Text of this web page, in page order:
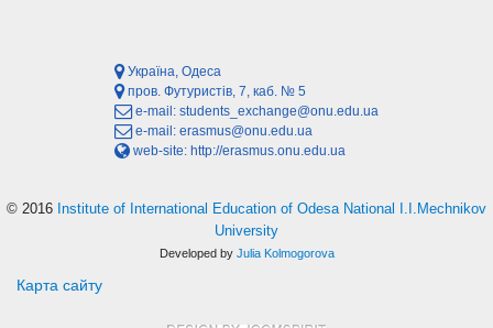
Україна, Одеса
пров. Футуристів, 7, каб. № 5
e-mail: students_exchange@onu.edu.ua
e-mail: erasmus@onu.edu.ua
web-site: http://erasmus.onu.edu.ua
© 2016 Institute of International Education of Odesa National I.I.Mechnikov
University
Developed by Julia Kolmogorova
Карта сайту